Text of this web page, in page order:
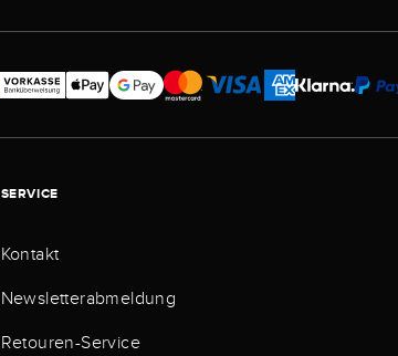
SERVICE
Kontakt
Newsletterabmeldung
Retouren-Service